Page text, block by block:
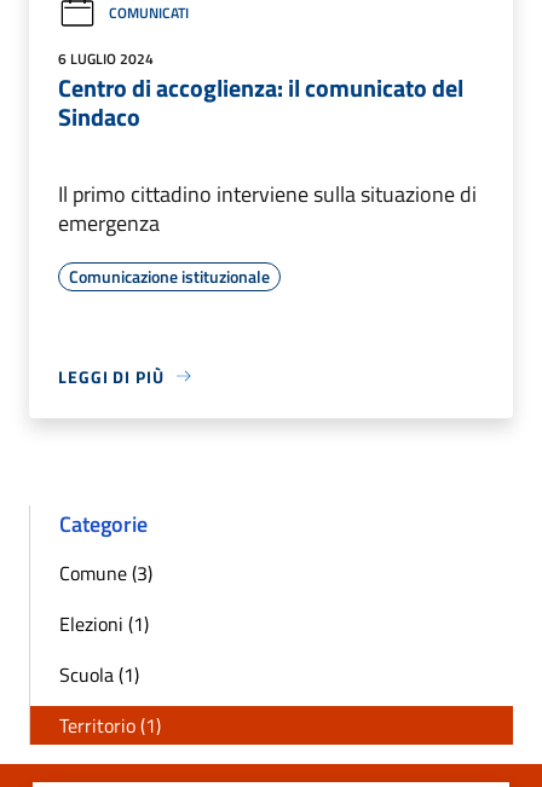
COMUNICATI
6 LUGLIO 2024
Centro di accoglienza: il comunicato del
Sindaco
Il primo cittadino interviene sulla situazione di
emergenza
Comunicazione istituzionale
LEGGI DI PIÙ
Categorie
Comune (3)
Elezioni (1)
Scuola (1)
Territorio (1)